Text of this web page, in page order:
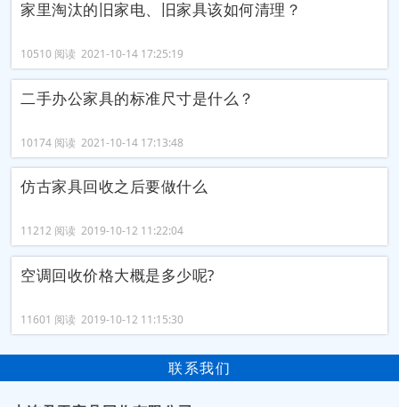
家里淘汰的旧家电、旧家具该如何清理？
10510 阅读 2021-10-14 17:25:19
二手办公家具的标准尺寸是什么？
10174 阅读 2021-10-14 17:13:48
仿古家具回收之后要做什么
11212 阅读 2019-10-12 11:22:04
空调回收价格大概是多少呢?
11601 阅读 2019-10-12 11:15:30
联系我们